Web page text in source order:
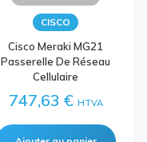
CISCO
Cisco Meraki MG21
Passerelle De Réseau
Cellulaire
747,63 € HTVA